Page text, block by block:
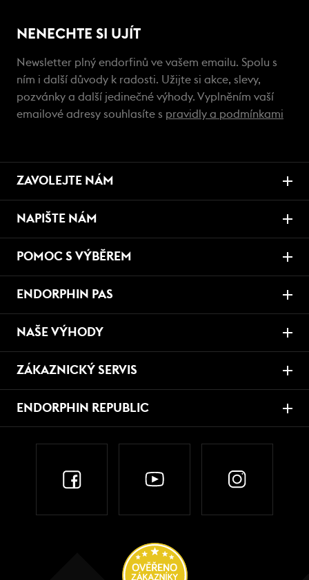
NENECHTE SI UJÍT
Newsletter plný endorfinů ve vašem emailu. Spolu s
ním i další důvody k radosti. Užijte si akce, slevy,
pozvánky a další jedinečné výhody. Vyplněním vaší
emailové adresy souhlasíte s pravidly a podmínkami
ZAVOLEJTE NÁM
NAPIŠTE NÁM
POMOC S VÝBĚREM
ENDORPHIN PAS
NAŠE VÝHODY
ZÁKAZNICKÝ SERVIS
ENDORPHIN REPUBLIC